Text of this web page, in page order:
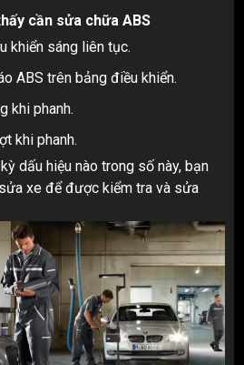
cần sửa chữa ABS
khiển sáng liên tục.
ABS trên bảng điều khiển.
khi phanh.
khi phanh.
dấu hiệu nào trong số này, bạn
xe để được kiểm tra và sửa